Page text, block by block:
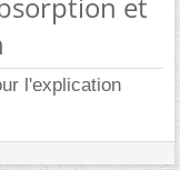
l'explication